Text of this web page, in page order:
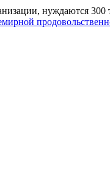
нуждаются 300